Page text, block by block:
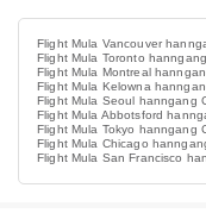
Flight Mula Vancouver
Flight Mula Toronto
Flight Mula Montreal
Flight Mula Kelowna
Flight Mula Seoul hanngang
Flight Mula Abbotsford
Flight Mula Tokyo hanngang
Flight Mula Chicago
Flight Mula San Francisco